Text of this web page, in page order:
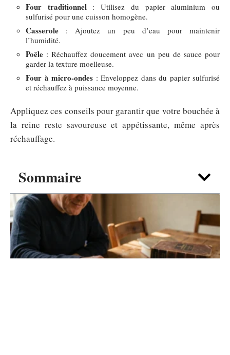
Sommaire
Four traditionnel : Utilisez du papier aluminium ou
sulfurisé pour une cuisson homogène.
Casserole : Ajoutez un peu d’eau pour maintenir
l’humidité.
Poêle : Réchauffez doucement avec un peu de sauce pour
garder la texture moelleuse.
Four à micro-ondes : Enveloppez dans du papier sulfurisé
et réchauffez à puissance moyenne.
Appliquez ces conseils pour garantir que votre bouchée à
la reine reste savoureuse et appétissante, même après
réchauffage.